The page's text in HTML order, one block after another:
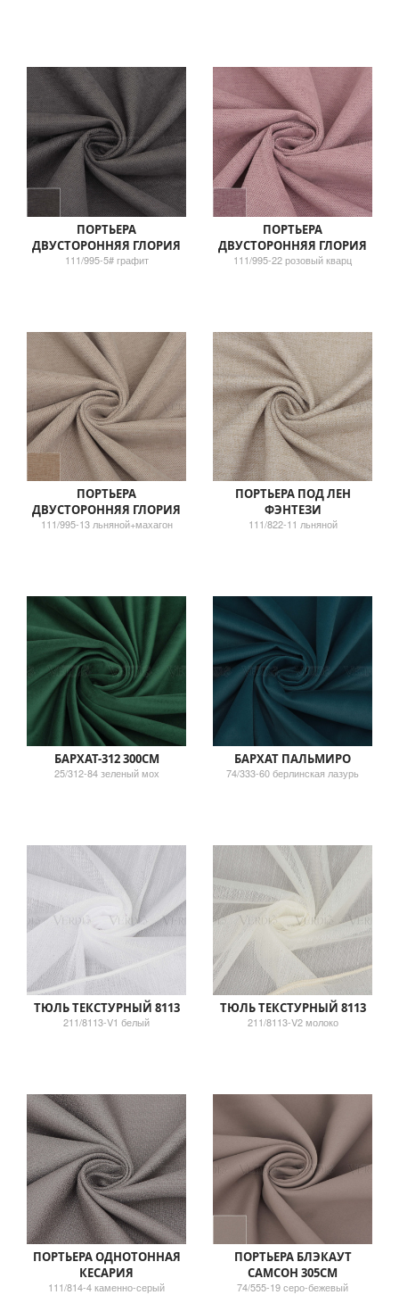
ПОРТЬЕРА
ДВУСТОРОННЯЯ ГЛОРИЯ
111/995-5# графит
ПОРТЬЕРА
ДВУСТОРОННЯЯ ГЛОРИЯ
111/995-22 розовый кварц
ПОРТЬЕРА
ДВУСТОРОННЯЯ ГЛОРИЯ
111/995-13 льняной+махагон
ПОРТЬЕРА ПОД ЛЕН
ФЭНТЕЗИ
111/822-11 льняной
БАРХАТ-312 300СМ
25/312-84 зеленый мох
БАРХАТ ПАЛЬМИРО
74/333-60 берлинская лазурь
ТЮЛЬ ТЕКСТУРНЫЙ 8113
211/8113-V1 белый
ТЮЛЬ ТЕКСТУРНЫЙ 8113
211/8113-V2 молоко
ПОРТЬЕРА ОДНОТОННАЯ
КЕСАРИЯ
111/814-4 каменно-серый
ПОРТЬЕРА БЛЭКАУТ
САМСОН 305СМ
74/555-19 серо-бежевый